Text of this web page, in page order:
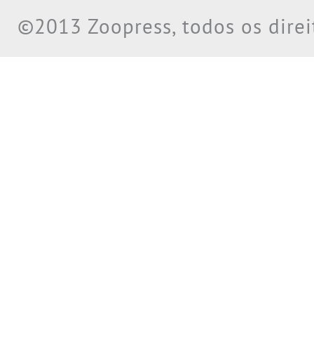
©2013 Zoopress, todos os